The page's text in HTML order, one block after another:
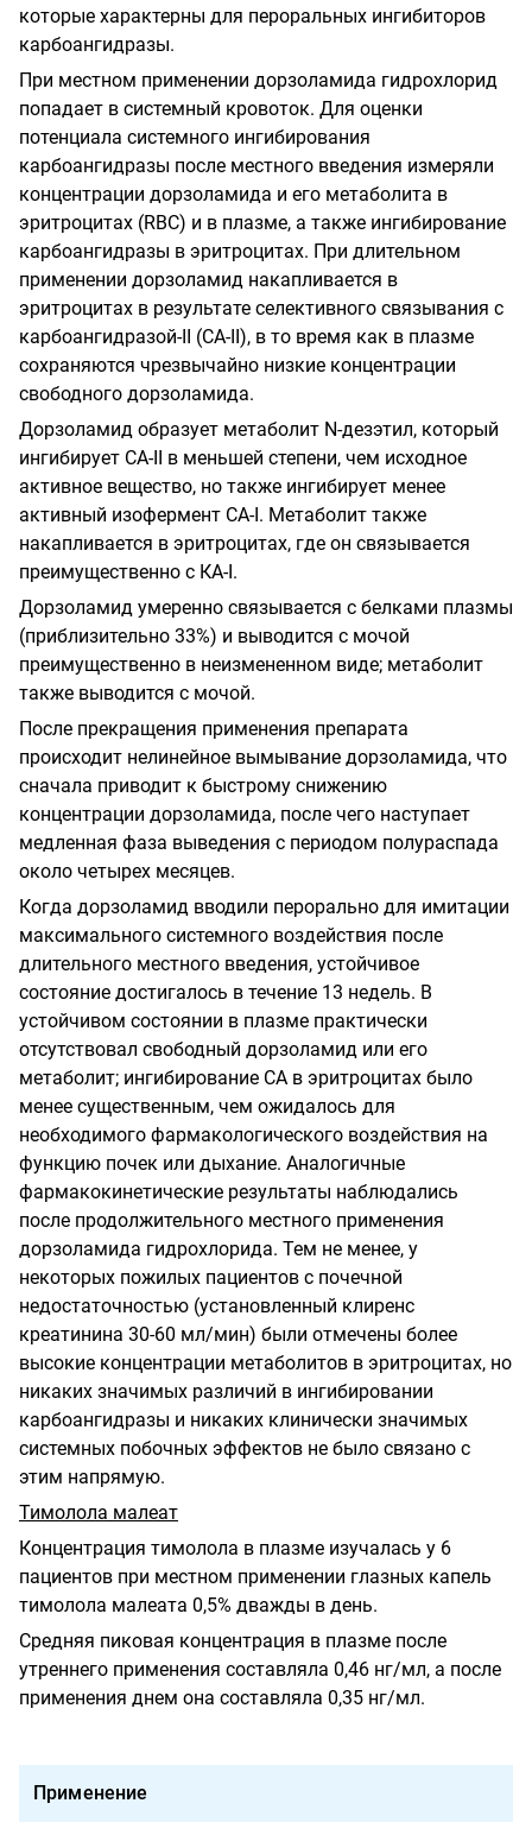
которые характерны для пероральных ингибиторов
карбоангидразы.
При местном применении дорзоламида гидрохлорид
попадает в системный кровоток. Для оценки
потенциала системного ингибирования
карбоангидразы после местного введения измеряли
концентрации дорзоламида и его метаболита в
эритроцитах (RBC) и в плазме, а также ингибирование
карбоангидразы в эритроцитах. При длительном
применении дорзоламид накапливается в
эритроцитах в результате селективного связывания с
карбоангидразой-II (СА-II), в то время как в плазме
сохраняются чрезвычайно низкие концентрации
свободного дорзоламида.
Дорзоламид образует метаболит N-дезэтил, который
ингибирует СА-II в меньшей степени, чем исходное
активное вещество, но также ингибирует менее
активный изофермент СА-I. Метаболит также
накапливается в эритроцитах, где он связывается
преимущественно с КА-I.
Дорзоламид умеренно связывается с белками плазмы
(приблизительно 33%) и выводится с мочой
преимущественно в неизмененном виде; метаболит
также выводится с мочой.
После прекращения применения препарата
происходит нелинейное вымывание дорзоламида, что
сначала приводит к быстрому снижению
концентрации дорзоламида, после чего наступает
медленная фаза выведения с периодом полураспада
около четырех месяцев.
Когда дорзоламид вводили перорально для имитации
максимального системного воздействия после
длительного местного введения, устойчивое
состояние достигалось в течение 13 недель. В
устойчивом состоянии в плазме практически
отсутствовал свободный дорзоламид или его
метаболит; ингибирование СА в эритроцитах было
менее существенным, чем ожидалось для
необходимого фармакологического воздействия на
функцию почек или дыхание. Аналогичные
фармакокинетические результаты наблюдались
после продолжительного местного применения
дорзоламида гидрохлорида. Тем не менее, у
некоторых пожилых пациентов с почечной
недостаточностью (установленный клиренс
креатинина 30-60 мл/мин) были отмечены более
высокие концентрации метаболитов в эритроцитах, но
никаких значимых различий в ингибировании
карбоангидразы и никаких клинически значимых
системных побочных эффектов не было связано с
этим напрямую.
Тимолола малеат
Концентрация тимолола в плазме изучалась у 6
пациентов при местном применении глазных капель
тимолола малеата 0,5% дважды в день.
Средняя пиковая концентрация в плазме после
утреннего применения составляла 0,46 нг/мл, а после
применения днем она составляла 0,35 нг/мл.
Применение